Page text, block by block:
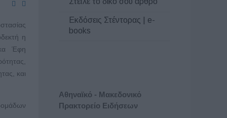
η
κα Έφη
και
Εκδόσεις Στέντορας | e-
books
Αθηναϊκό - Μακεδονικό
Πρακτορείο Ειδήσεων